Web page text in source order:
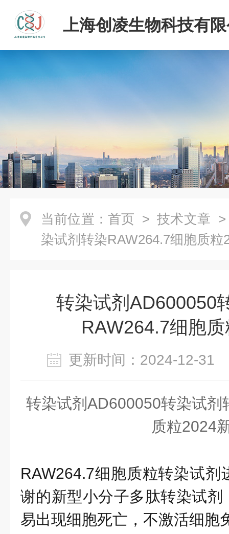
上海创凌生物科技有
当前位置： 首页 > 技术文章
染试剂转染RAW264.7细胞质粒
转染试剂AD600050
RAW264.7细胞
更新时间：2024-12-
转染试剂 AD600050转染试剂
质粒2024
RAW264.7细胞质粒转染试剂
谢的新型小分子多肽转染试
易出现细胞死亡，不激活细胞